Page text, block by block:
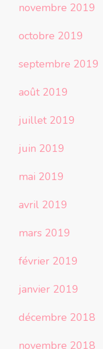
novembre 2019
octobre 2019
septembre 2019
août 2019
juillet 2019
juin 2019
mai 2019
avril 2019
mars 2019
février 2019
janvier 2019
décembre 2018
novembre 2018